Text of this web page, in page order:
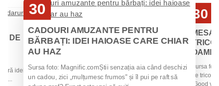
DE
idei
la...
30
CADOURI AMUZANTE PENTRU
BĂRBAȚI: IDEI HAIOASE CARE CHIAR
AU HAZ
Sursa foto: Magnific.comȘtii senzația aia când deschizi
un cadou, zici „mulțumesc frumos" și îl pui pe raft să
30
Sursa
de
„Good